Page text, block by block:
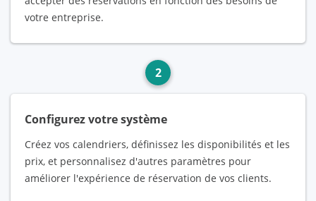
votre entreprise.
2
Configurez votre système
Créez vos calendriers, définissez les disponibilités et les
prix, et personnalisez d'autres paramètres pour
améliorer l'expérience de réservation de vos clients.